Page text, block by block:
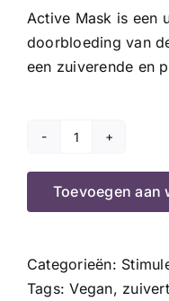
Active Mask is een
doorbloeding van
een zuiverende en
Active
Mask
aantal
Toevoegen aan
Categorieën:
Tags:Vegan, zuivert